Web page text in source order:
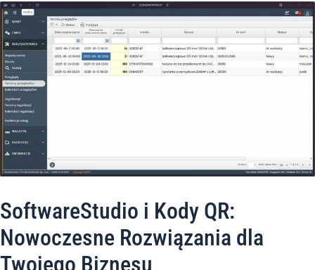
SoftwareStudio i Kody QR:
Nowoczesne Rozwiązania dla
Twojego Biznesu